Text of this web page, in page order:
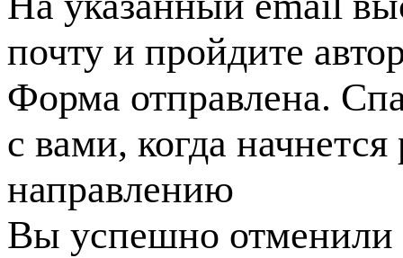
почту и пройдите
Форма отправлена.
с вами, когда
направлению
Вы успешно отменили